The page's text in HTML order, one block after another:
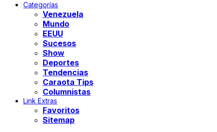
Categorías
Venezuela
Mundo
EEUU
Sucesos
Show
Deportes
Tendencias
Caraota Tips
Columnistas
Link Extras
Favoritos
Sitemap